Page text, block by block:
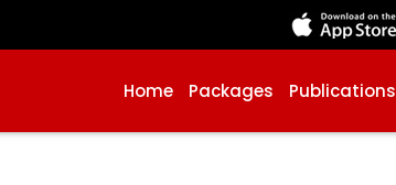
Home Packages Publications